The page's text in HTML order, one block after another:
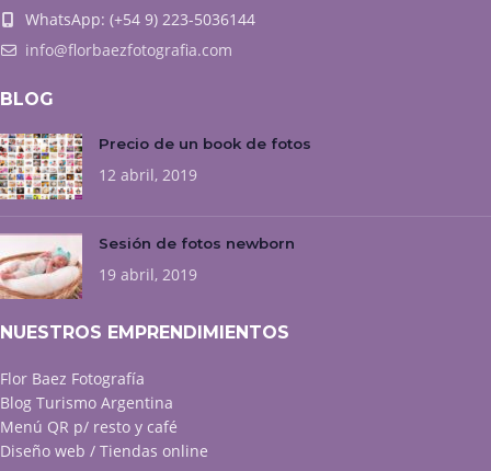
WhatsApp: (+54 9) 223-5036144
info@florbaezfotografia.com
BLOG
Precio de un book de fotos
12 abril, 2019
Sesión de fotos newborn
19 abril, 2019
NUESTROS EMPRENDIMIENTOS
Flor Baez Fotografía
Blog Turismo Argentina
Menú QR p/ resto y café
Diseño web / Tiendas online